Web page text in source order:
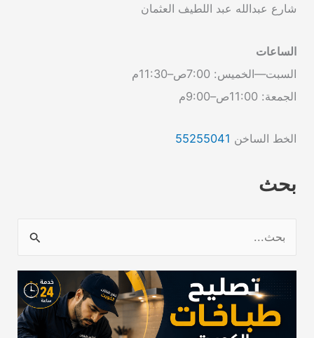
شارع عبدالله عبد اللطيف العثمان
الساعات
السبت—الخميس: 7:00ص–11:30م
الجمعة: 11:00ص–9:00م
الخط الساخن 55255041
بحث